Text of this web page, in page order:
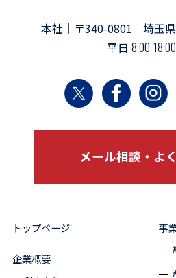
本社｜〒340-0801 埼玉
平日 8:00-
メール相談・よ
トップページ
企業概要
事